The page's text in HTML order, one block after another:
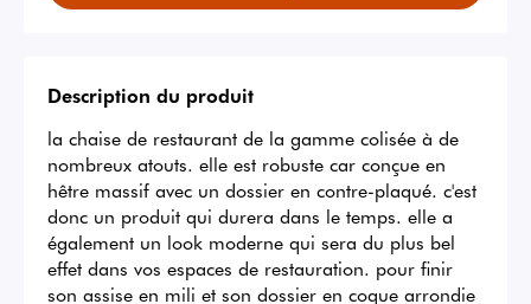
Description du produit
la chaise de restaurant de la gamme colisée à de
nombreux atouts. elle est robuste car conçue en
hêtre massif avec un dossier en contre-plaqué. c'est
donc un produit qui durera dans le temps. elle a
également un look moderne qui sera du plus bel
effet dans vos espaces de restauration. pour finir
son assise en mili et son dossier en coque arrondie